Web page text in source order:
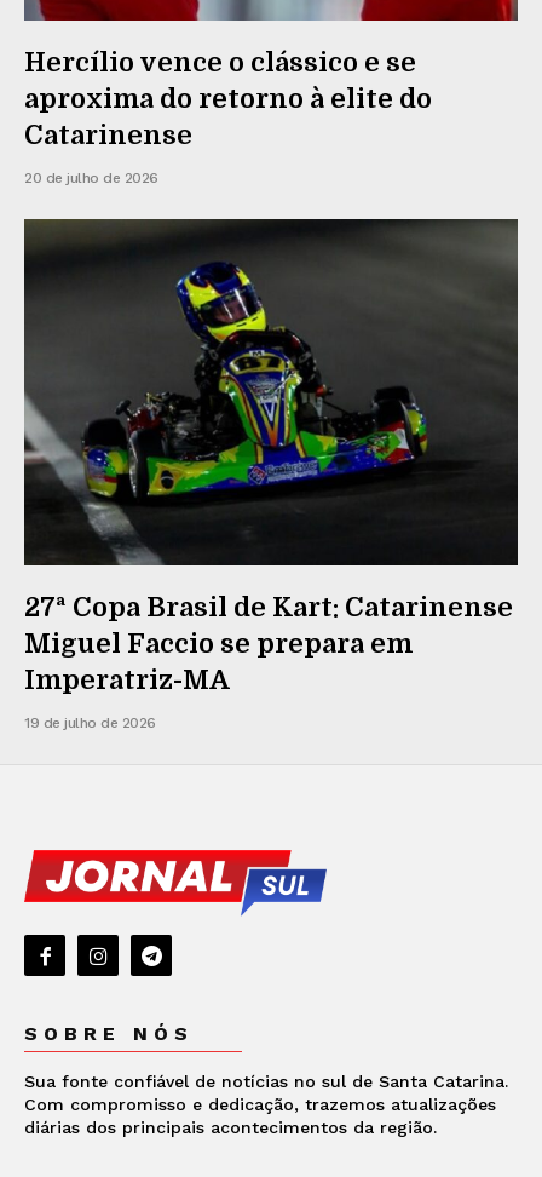
Hercílio vence o clássico e se
aproxima do retorno à elite do
Catarinense
20 de julho de 2026
27ª Copa Brasil de Kart: Catarinense
Miguel Faccio se prepara em
Imperatriz-MA
19 de julho de 2026
SOBRE NÓS
Sua fonte confiável de notícias no sul de Santa Catarina.
Com compromisso e dedicação, trazemos atualizações
diárias dos principais acontecimentos da região.